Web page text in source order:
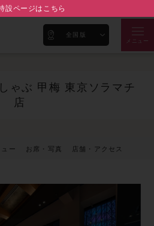
設ページはこちら
全国版
メニュー
ゃぶ 甲梅 東京ソラマチ
店
ュー お席・写真 店舗・アクセス